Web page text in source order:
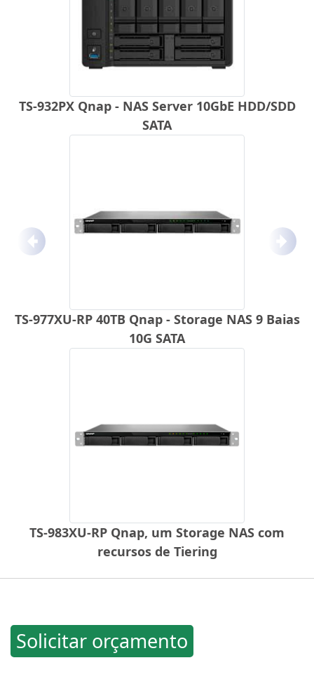
TS-932PX Qnap - NAS Server 10GbE HDD/SDD
SATA
TS-977XU-RP 40TB Qnap - Storage NAS 9 Baias
10G SATA
TS-983XU-RP Qnap, um Storage NAS com
recursos de Tiering
Anterior
Solicitar orçamento